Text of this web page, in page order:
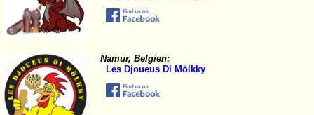
Namur, Belgien:
Les Djoueus Di Mölkky